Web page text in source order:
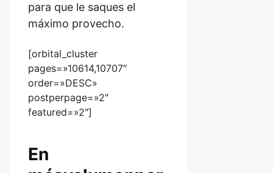
para que le saques el
máximo provecho.
[orbital_cluster
pages=»10614,10707″
order=»DESC»
postperpage=»2″
featured=»2″]
En